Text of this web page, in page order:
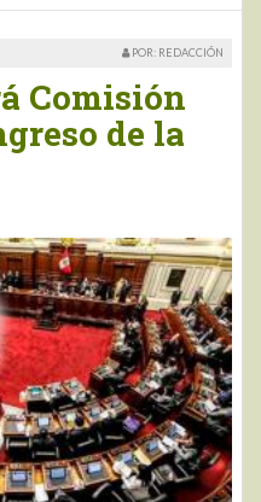
POR: REDACCIÓN
Comisión
de la